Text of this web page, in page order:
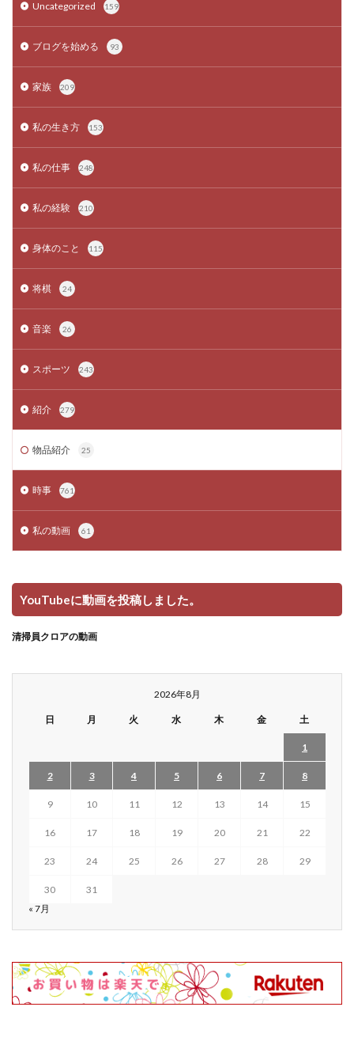
Uncategorized 159
ブログを始める 93
家族 209
私の生き方 153
私の仕事 248
私の経験 210
身体のこと 115
将棋 24
音楽 26
スポーツ 243
紹介 279
物品紹介 25
時事 761
私の動画 61
YouTubeに動画を投稿しました。
清掃員クロアの動画
2026年8月
日 月 火 水 木 金 土
1
2 3 4 5 6 7 8
9 10 11 12 13 14 15
16 17 18 19 20 21 22
23 24 25 26 27 28 29
30
31
« 7月